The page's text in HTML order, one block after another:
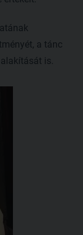
a tánc
is.